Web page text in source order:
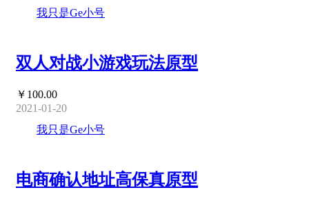
我只是Ge小号
双人对战小游戏玩法原型
￥100.00
2021-01-20
我只是Ge小号
电商确认地址高保真原型